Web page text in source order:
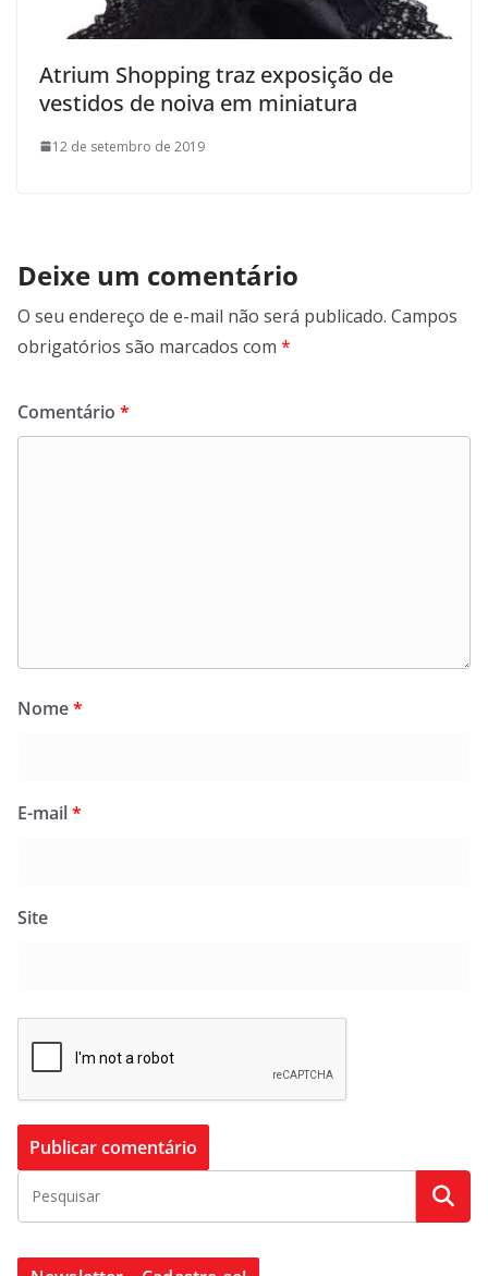
Atrium Shopping traz exposição de
vestidos de noiva em miniatura
12 de setembro de 2019
Deixe um comentário
O seu endereço de e-mail não será publicado. Campos
obrigatórios são marcados com *
Comentário *
Nome*
E-mail*
Site